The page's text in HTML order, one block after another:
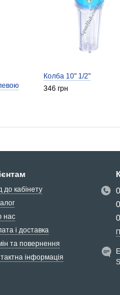
Колба 10" 1/2"
346 грн
до кабінету
нас
і доставка
та повернення
інформація